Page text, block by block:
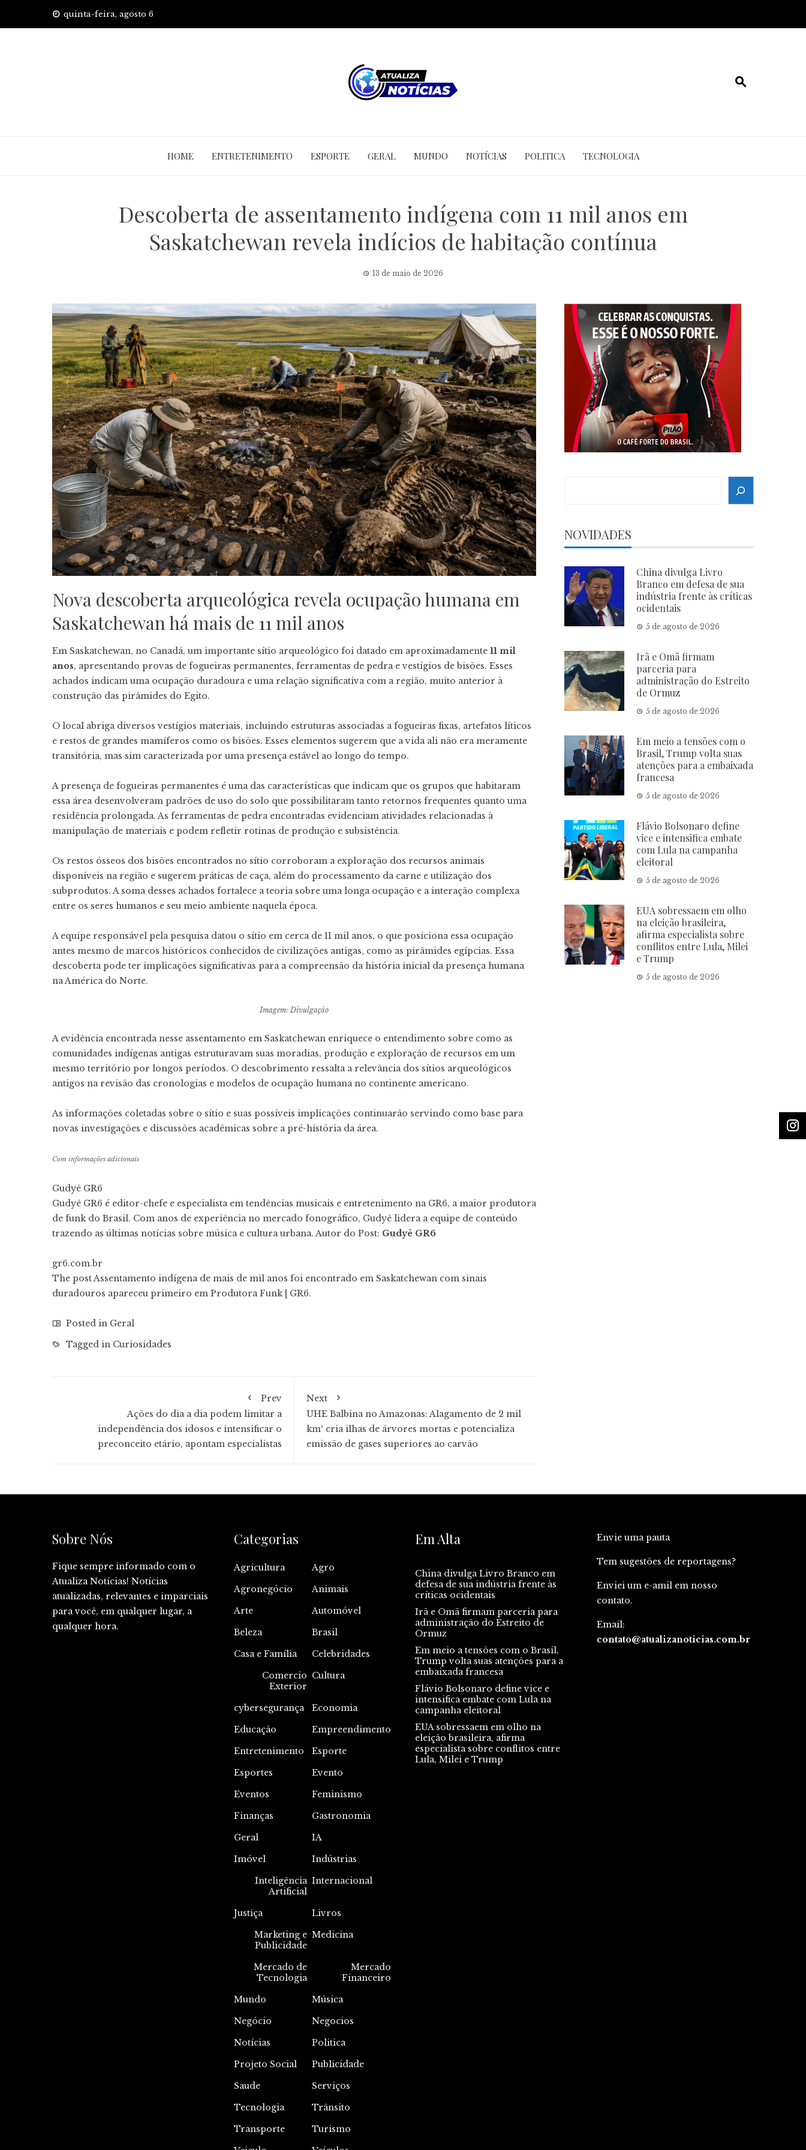
quinta-feira, agosto 6
HOME ENTRETENIMENTO ESPORTE GERAL MUNDO NOTÍCIAS POLITICA TECNOLOGIA
Descoberta de assentamento indígena com 11 mil anos em
Saskatchewan revela indícios de habitação contínua
13 de maio de 2026
Nova descoberta arqueológica revela ocupação humana em
Saskatchewan há mais de 11 mil anos
Em Saskatchewan, no Canadá, um importante sítio arqueológico foi datado em aproximadamente 11 mil
anos, apresentando provas de fogueiras permanentes, ferramentas de pedra e vestígios de bisões. Esses
achados indicam uma ocupação duradoura e uma relação significativa com a região, muito anterior à
construção das pirâmides do Egito.
O local abriga diversos vestígios materiais, incluindo estruturas associadas a fogueiras fixas, artefatos líticos
e restos de grandes mamíferos como os bisões. Esses elementos sugerem que a vida ali não era meramente
transitória, mas sim caracterizada por uma presença estável ao longo do tempo.
A presença de fogueiras permanentes é uma das características que indicam que os grupos que habitaram
essa área desenvolveram padrões de uso do solo que possibilitaram tanto retornos frequentes quanto uma
residência prolongada. As ferramentas de pedra encontradas evidenciam atividades relacionadas à
manipulação de materiais e podem refletir rotinas de produção e subsistência.
Os restos ósseos dos bisões encontrados no sítio corroboram a exploração dos recursos animais
disponíveis na região e sugerem práticas de caça, além do processamento da carne e utilização dos
subprodutos. A soma desses achados fortalece a teoria sobre uma longa ocupação e a interação complexa
entre os seres humanos e seu meio ambiente naquela época.
A equipe responsável pela pesquisa datou o sítio em cerca de 11 mil anos, o que posiciona essa ocupação
antes mesmo de marcos históricos conhecidos de civilizações antigas, como as pirâmides egípcias. Essa
descoberta pode ter implicações significativas para a compreensão da história inicial da presença humana
na América do Norte.
Imagem: Divulgação
A evidência encontrada nesse assentamento em Saskatchewan enriquece o entendimento sobre como as
comunidades indígenas antigas estruturavam suas moradias, produção e exploração de recursos em um
mesmo território por longos períodos. O descobrimento ressalta a relevância dos sítios arqueológicos
antigos na revisão das cronologias e modelos de ocupação humana no continente americano.
As informações coletadas sobre o sítio e suas possíveis implicações continuarão servindo como base para
novas investigações e discussões acadêmicas sobre a pré-história da área.
Com informações adicionais
Gudyê GR6
Gudyê GR6 é editor-chefe e especialista em tendências musicais e entretenimento na GR6, a maior produtora
de funk do Brasil. Com anos de experiência no mercado fonográfico, Gudyê lidera a equipe de conteúdo
trazendo as últimas notícias sobre música e cultura urbana. Autor do Post: Gudyê GR6
gr6.com.br
The post Assentamento indígena de mais de mil anos foi encontrado em Saskatchewan com sinais
duradouros apareceu primeiro em Produtora Funk | GR6.
Posted in Geral
Tagged in Curiosidades
Prev
Ações do dia a dia podem limitar a
independência dos idosos e intensificar o
preconceito etário, apontam especialistas
Next
UHE Balbina no Amazonas: Alagamento de 2 mil
km² cria ilhas de árvores mortas e potencializa
emissão de gases superiores ao carvão
NOVIDADES
China divulga Livro
Branco em defesa de sua
indústria frente às críticas
ocidentais
5 de agosto de 2026
Irã e Omã firmam
parceria para
administração do Estreito
de Ormuz
5 de agosto de 2026
Em meio a tensões com o
Brasil, Trump volta suas
atenções para a embaixada
francesa
5 de agosto de 2026
Flávio Bolsonaro define
vice e intensifica embate
com Lula na campanha
eleitoral
5 de agosto de 2026
EUA sobressaem em olho
na eleição brasileira,
afirma especialista sobre
conflitos entre Lula, Milei
e Trump
5 de agosto de 2026
Sobre Nós
Fique sempre informado com o
Atualiza Notícias! Notícias
atualizadas, relevantes e imparciais
para você, em qualquer lugar, a
qualquer hora.
Categorias
Agricultura
Agro
Agronegócio
Animais
Arte
Automóvel
Beleza
Brasil
Casa e Família
Celebridades
Comercio
Exterior
Cultura
cybersegurança
Economia
Educação
Empreendimento
Entretenimento
Esporte
Esportes
Evento
Eventos
Feminismo
Finanças
Gastronomia
Geral
IA
Imóvel
Indústrias
Inteligência
Artificial
Internacional
Justiça
Livros
Marketing e
Publicidade
Medicina
Mercado de
Tecnologia
Mercado
Financeiro
Mundo
Música
Negócio
Negocios
Notícias
Politica
Projeto Social
Publicidade
Saude
Serviços
Tecnologia
Trânsito
Transporte
Turismo
Em Alta
China divulga Livro Branco em
defesa de sua indústria frente às
críticas ocidentais
Irã e Omã firmam parceria para
administração do Estreito de
Ormuz
Em meio a tensões com o Brasil,
Trump volta suas atenções para a
embaixada francesa
Flávio Bolsonaro define vice e
intensifica embate com Lula na
campanha eleitoral
EUA sobressaem em olho na
eleição brasileira, afirma
especialista sobre conflitos entre
Lula, Milei e Trump
Envie uma pauta
Tem sugestões de reportagens?
Enviei um e-amil em nosso
contato.
Email:
contato@atualizanoticias.com.br